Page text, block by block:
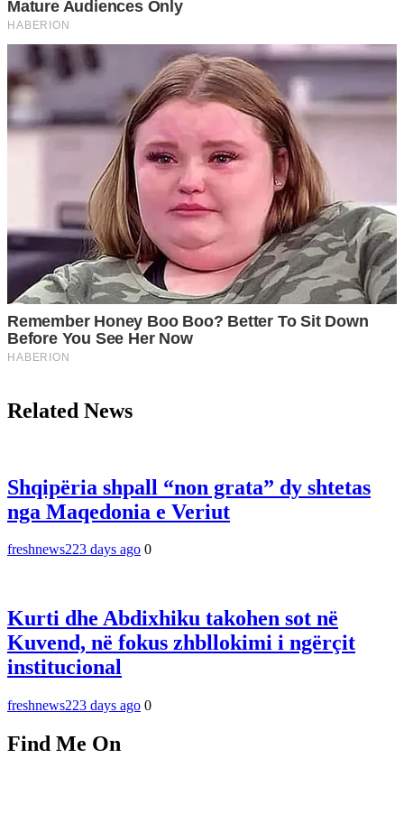
Related News
Shqipëria shpall “non grata” dy shtetas
nga Maqedonia e Veriut
freshnews223 days ago 0
Kurti dhe Abdixhiku takohen sot në
Kuvend, në fokus zhbllokimi i ngërçit
institucional
freshnews223 days ago 0
Find Me On